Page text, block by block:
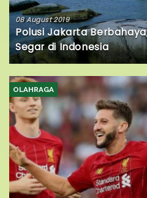
08 August 2019
Polusi Jakarta
Segar di Indonesia
OLAHRAGA